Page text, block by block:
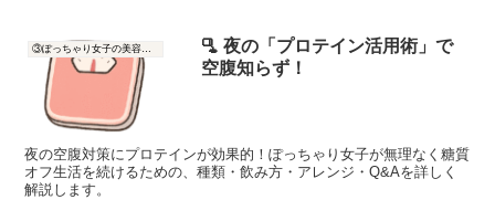
③ぽっちゃり女子の美容と健康
🫗 夜の「プロテイン活用術」で
空腹知らず！
夜の空腹対策にプロテインが効果的！ぽっちゃり女子が無理なく糖質
オフ生活を続けるための、種類・飲み方・アレンジ・Q&Aを詳しく
解説します。